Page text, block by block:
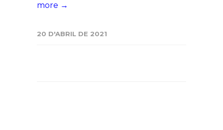
more →
20 D'ABRIL DE 2021